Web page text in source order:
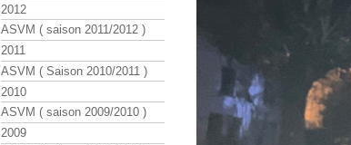
2012
ASVM ( saison 2011/2012 )
2011
ASVM ( Saison 2010/2011 )
2010
ASVM ( saison 2009/2010 )
2009